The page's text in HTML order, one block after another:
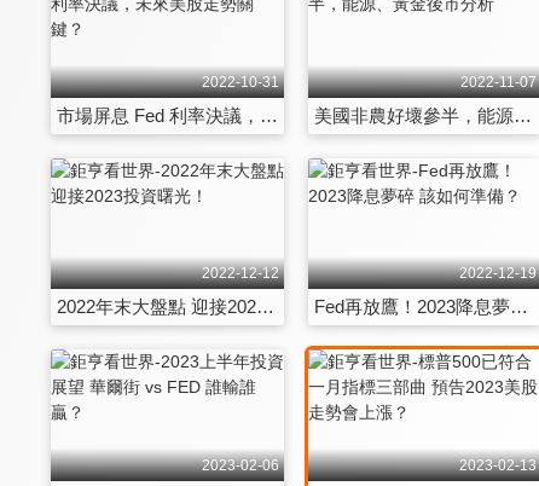
2022-10-31
市場屏息 Fed 利率決議，未來美股走勢關鍵？
2022-11-07
美國非農好壞參半，能源、黃金後市分析
2022-12-12
2022年末大盤點 迎接2023投資曙光！
2022-12-19
Fed再放鷹！2023降息夢碎 該如何準備？
2023-02-06 2023-02-13